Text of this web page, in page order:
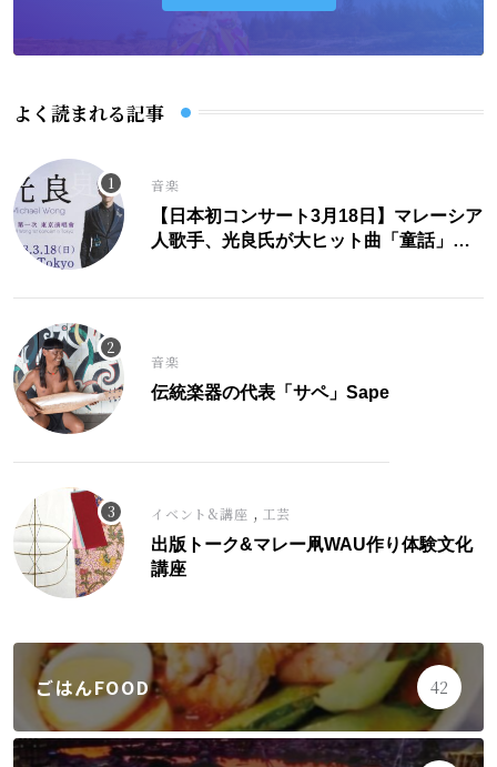
よく読まれる記事
音楽
【日本初コンサート3月18日】マレーシア
人歌手、光良氏が大ヒット曲「童話」に
音楽
伝統楽器の代表「サペ」Sape
イベント&講座 , 工芸
出版トーク&マレー凧WAU作り体験文化
講座
ごはんFOOD 42